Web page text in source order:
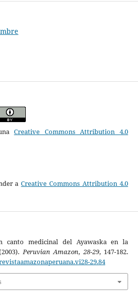
Creative Commons Attribution 4.0
aCreative Commons Attribution 4.0
canto medicinal del Ayawaska en la
Peruvian Amazon, 28-29, 147-182.
29.84